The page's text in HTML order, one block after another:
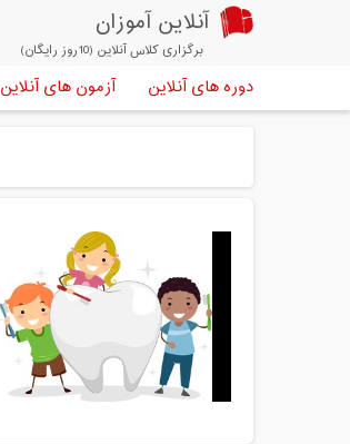
آنلاین آموزان
برگزاری کلاس آنلاین (10روز رایگان)
دوره های آنلاین آزمون های آنلاین